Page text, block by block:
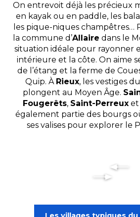
On entrevoit déjà les précieux
en kayak ou en paddle, les
les pique-niques champêtres…
la commune d’Allaire dans le
situation idéale pour rayonner
intérieure et la côte. On aime
de l’étang et la ferme de
Quip. À Rieux, les vestiges
plongent au Moyen Âge.
Fougerêts, Saint-Perreuxet
également partie des bourgs
ses valises pour explorer le